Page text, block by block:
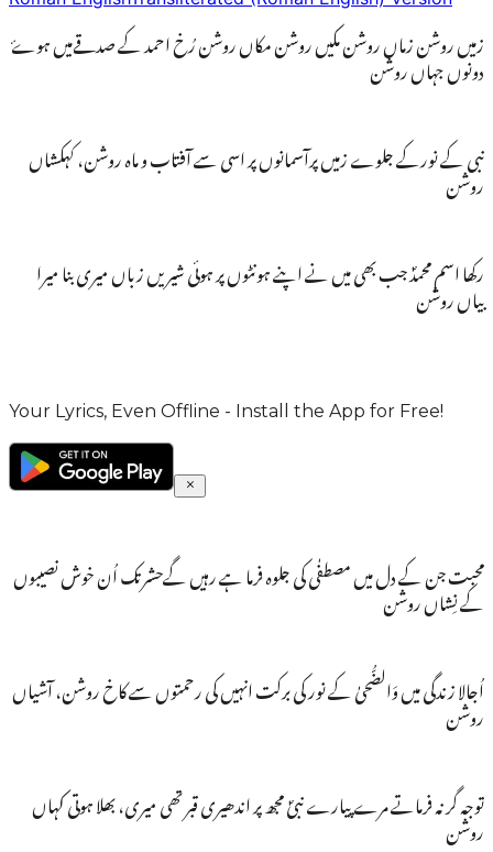
زمیں روشن زماں روشن مکیں روشن مکاں روشن رُخ احمد کے صدقےمیں ہوۓ
دونوں جہاں روشن
نبی کے نورکے جلوے زمیں پرآسمانوں پر اسی سے آفتاب و ماہ روشن، کہکشاں
روشن
رکھا اسم محمدؐ جب بھی میں نے اپنے ہونٹوں پر ہوئی شیریں زباں میری بنا میرا
بیاں روشن
Your Lyrics, Even Offline - Install the App for Free!
محبت جن کے دل میں مصطفٰی کی جلوہ فرما ہے رہیں گےحشرتک اُن خوش نصیبوں
کے نِشاں روشن
اُجالا زندگی میں وَالضُّحیٰ کے نور کی برکت انہیں کی رحمتوں سے کاخ روشن، آشیاں
روشن
توجہ گر نہ فرماتے مرے پیارے نبیؐ مجھ پر اندھیری قبر تھی میری، بھلا ہوتی کہاں
روشن